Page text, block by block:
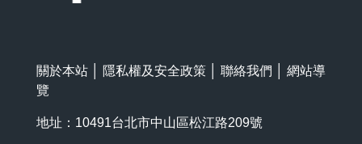
關於本站 隱私權及安全政策 聯絡我們
網站導
覽
地址：10491台北市中山區松江路209號